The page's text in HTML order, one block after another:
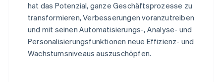
hat das Potenzial, ganze Geschäftsprozesse zu
transformieren, Verbesserungen voranzutreiben
und mit seinen Automatisierungs-, Analyse- und
Personalisierungsfunktionen neue Effizienz- und
Wachstumsniveaus auszuschöpfen.